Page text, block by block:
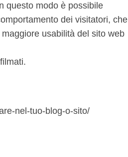
questo modo è possibile
dei visitatori, che
usabilità del sito web
nel-tuo-blog-o-sito/